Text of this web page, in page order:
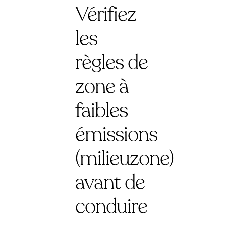
Vérifiez
les
règles de
zone à
faibles
émissions
(milieuzone)
avant de
conduire